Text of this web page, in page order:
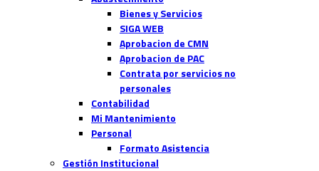
Bienes y Servicios
SIGA WEB
Aprobacion de CMN
Aprobacion de PAC
Contrata por servicios no
personales
Contabilidad
Mi Mantenimiento
Personal
Formato Asistencia
Gestión Institucional